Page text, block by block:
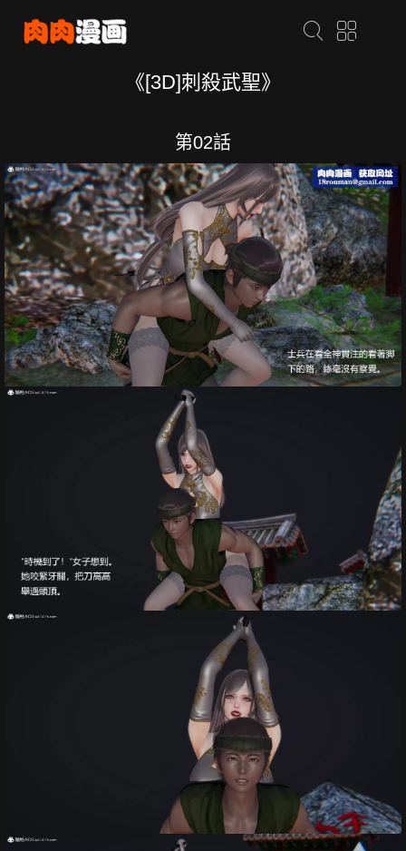
《[3D]刺殺武聖》
第02話